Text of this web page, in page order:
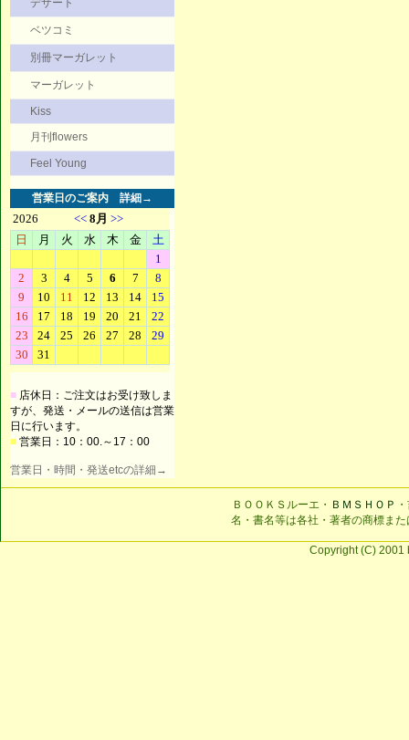
デザート
ベツコミ
別冊マーガレット
マーガレット
Kiss
月刊flowers
Feel Young
営業日のご案内 詳細→
■ 店休日：ご注文はお受け致しま
すが、発送・メールの送信は営業
日に行います。
■ 営業日：10：00.～17：00
営業日・時間・発送etcの詳細→
ＢＯＯＫＳルーエ・ ＢＭＳＨＯＰ
名・書名等は各社・著者の商標ま
Copyright (C) 2001